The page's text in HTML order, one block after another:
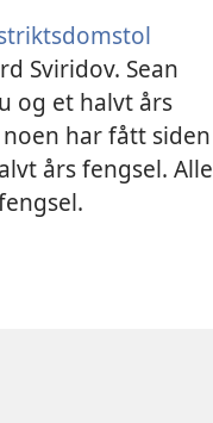
Sviridov. Sean
og et halvt års
har fått siden
års fengsel. Alle